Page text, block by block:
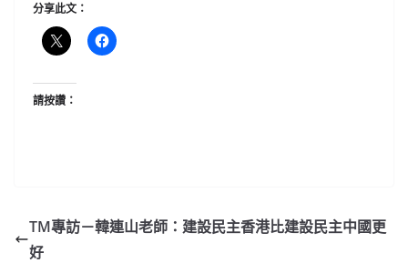
分享此文：
請按讚：
TM專訪－韓連山老師：建設民主香港比建設民主中國更
好